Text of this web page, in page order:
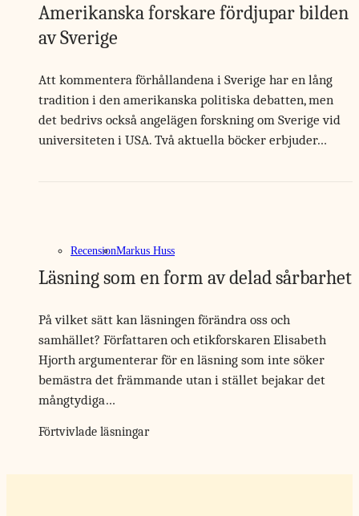
Amerikanska forskare fördjupar bilden
av Sverige
Att kommentera förhållandena i Sverige har en lång
tradition i den amerikanska politiska debatten, men
det bedrivs också angelägen forskning om Sverige vid
universiteten i USA. Två aktuella böcker erbjuder…
RecensionMarkus Huss
Läsning som en form av delad sårbarhet
På vilket sätt kan läsningen förändra oss och
samhället? Författaren och etikforskaren Elisabeth
Hjorth argumenterar för en läsning som inte söker
bemästra det främmande utan i stället bejakar det
mångtydiga…
Förtvivlade läsningar